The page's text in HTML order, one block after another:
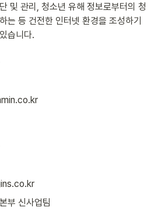
및 관리, 청소년 유해 정보로부터의 청
는 등 건전한 인터넷 환경을 조성하기
습니다.
부 신사업팀